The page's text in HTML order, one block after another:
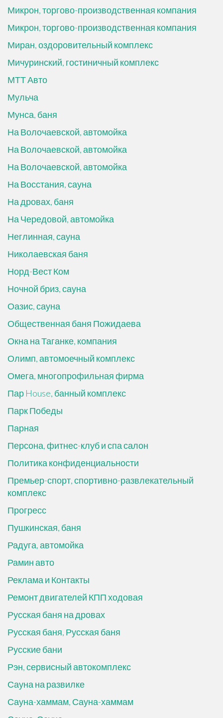
Микрон, торгово-производственная компания
Микрон, торгово-производственная компания
Миран, оздоровительный комплекс
Мичуринский, гостиничный комплекс
МТТ Авто
Мульча
Мунса, баня
На Волочаевской, автомойка
На Волочаевской, автомойка
На Волочаевской, автомойка
На Восстания, сауна
На дровах, баня
На Чередовой, автомойка
Неглинная, сауна
Николаевская баня
Норд-Вест Ком
Ночной бриз, сауна
Оазис, сауна
Общественная баня Пожидаева
Окна на Таганке, компания
Олимп, автомоечный комплекс
Омега, многопрофильная фирма
Пар House, банный комплекс
Парк Победы
Парная
Персона, фитнес-клуб и спа салон
Политика конфиденциальности
Премьер-спорт, спортивно-развлекательный
комплекс
Прогресс
Пушкинская, баня
Радуга, автомойка
Рамин авто
Реклама и Контакты
Ремонт двигателей КПП ходовая
Русская баня на дровах
Русская баня, Русская баня
Русские бани
Рэн, сервисный автокомплекс
Сауна на развилке
Сауна-хаммам, Сауна-хаммам